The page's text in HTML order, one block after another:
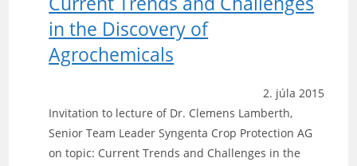
in the Discovery of
Agrochemicals
2. júla 2015
Invitation to lecture of Dr. Clemens Lamberth,
Senior Team Leader Syngenta Crop Protection AG
on topic: Current Trends and Challenges in the